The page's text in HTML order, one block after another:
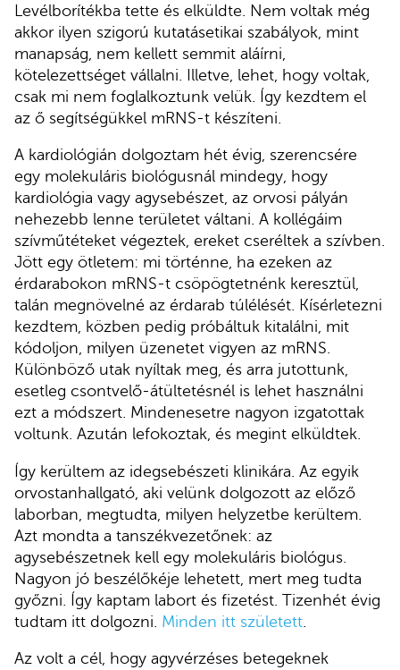
Levélborítékba tette és elküldte. Nem voltak még
akkor ilyen szigorú kutatásetikai szabályok, mint
manapság, nem kellett semmit aláírni,
kötelezettséget vállalni. Illetve, lehet, hogy voltak,
csak mi nem foglalkoztunk velük. Így kezdtem el
az ő segítségükkel mRNS-t készíteni.
A kardiológián dolgoztam hét évig, szerencsére
egy molekuláris biológusnál mindegy, hogy
kardiológia vagy agysebészet, az orvosi pályán
nehezebb lenne területet váltani. A kollégáim
szívműtéteket végeztek, ereket cseréltek a szívben.
Jött egy ötletem: mi történne, ha ezeken az
érdarabokon mRNS-t csöpögtetnénk keresztül,
talán megnövelné az érdarab túlélését. Kísérletezni
kezdtem, közben pedig próbáltuk kitalálni, mit
kódoljon, milyen üzenetet vigyen az mRNS.
Különböző utak nyíltak meg, és arra jutottunk,
esetleg csontvelő-átültetésnél is lehet használni
ezt a módszert. Mindenesetre nagyon izgatottak
voltunk. Azután lefokoztak, és megint elküldtek.
Így kerültem az idegsebészeti klinikára. Az egyik
orvostanhallgató, aki velünk dolgozott az előző
laborban, megtudta, milyen helyzetbe kerültem.
Azt mondta a tanszékvezetőnek: az
agysebészetnek kell egy molekuláris biológus.
Nagyon jó beszélőkéje lehetett, mert meg tudta
győzni. Így kaptam labort és fizetést. Tizenhét évig
tudtam itt dolgozni. Minden itt született
Az volt a cél, hogy agyvérzéses betegeknek